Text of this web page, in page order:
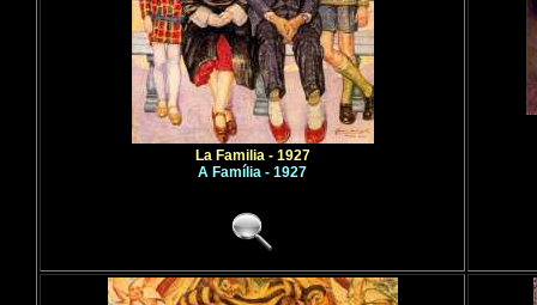
La Familia - 1927
A Família - 1927